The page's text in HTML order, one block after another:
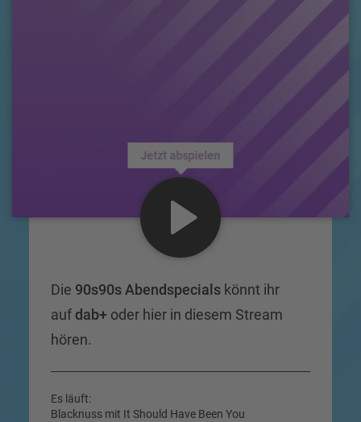
Jetzt abspielen
Die 90s90s Abendspecials könnt ihr
auf dab+ oder hier in diesem Stream
hören.
Es läuft:
Blacknuss mit It Should Have Been You